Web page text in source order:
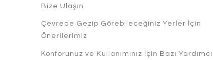
Bize Ulaşın
Çevrede Gezip Görebileceğiniz Yerler İçin
Önerilerimiz
Konforunuz ve Kullanımınız İçin Bazı Yardımcı